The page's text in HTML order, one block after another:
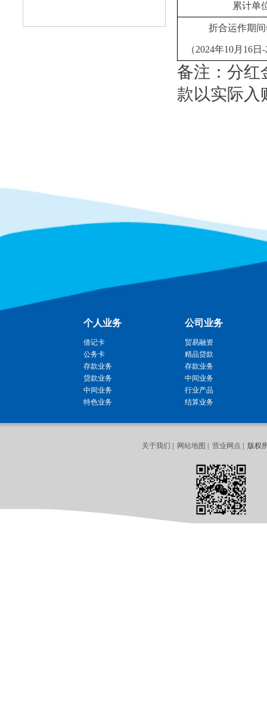
累计单
折合运作期
（2024年10月16
备注：分红
款以实际入
个人业务
借记卡
公务卡
存款业务
贷款业务
中间业务
特色业务
公司业务
贸易融资
精品贷款
存款业务
中间业务
行业产品
结算业务
关于我们 网站地图 营业网点 | 版权